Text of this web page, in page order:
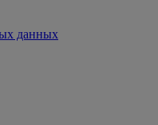
данных